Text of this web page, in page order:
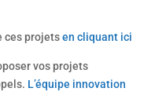
ces projetsen cliquant ici
vos projets
L’équipe innovation